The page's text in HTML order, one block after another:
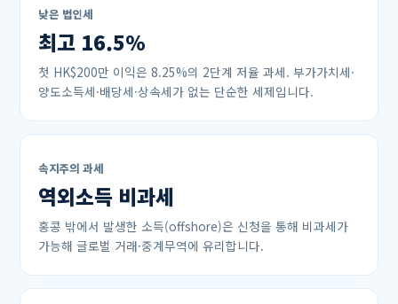
낮은 법인세
최고 16.5%
첫 HK$200만 이익은 8.25%의 2단계 저율 과세. 부가가치세·
양도소득세·배당세·상속세가 없는 단순한 세제입니다.
속지주의 과세
역외소득 비과세
홍콩 밖에서 발생한 소득(offshore)은 신청을 통해 비과세가
가능해 글로벌 거래·중계무역에 유리합니다.